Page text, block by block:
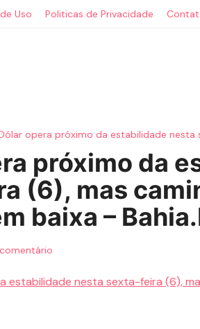
Uso Politicas de Privacidade
opera próximo da estabilidade nesta
próximo da
(6), mas
baixa –
estabilidade nesta sexta-feira (6),